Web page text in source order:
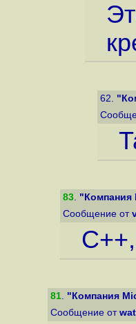
62.
83. "Компания
Сообщение от
81. "Компания
Сообщение от